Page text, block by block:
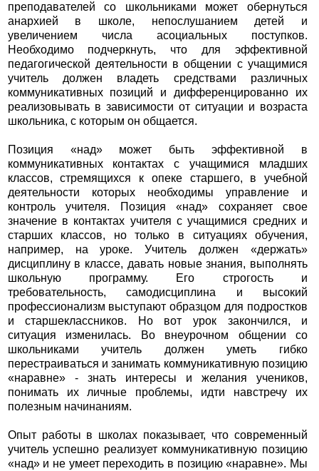
преподавателей со школьниками может обернуться
анархией в школе, непослушанием детей и
увеличением числа асоциальных поступков.
Необходимо подчеркнуть, что для эффективной
педагогической деятельности в общении с учащимися
учитель должен владеть средствами различных
коммуникативных позиций и дифференцированно их
реализовывать в зависимости от ситуации и возраста
школьника, с которым он общается.
Позиция «над» может быть эффективной в
коммуникативных контактах с учащимися младших
классов, стремящихся к опеке старшего, в учебной
деятельности которых необходимы управление и
контроль учителя. Позиция «над» сохраняет свое
значение в контактах учителя с учащимися средних и
старших классов, но только в ситуациях обучения,
например, на уроке. Учитель должен «держать»
дисциплину в классе, давать новые знания, выполнять
школьную программу. Его строгость и
требовательность, самодисциплина и высокий
профессионализм выступают образцом для подростков
и старшеклассников. Но вот урок закончился, и
ситуация изменилась. Во внеурочном общении со
школьниками учитель должен уметь гибко
перестраиваться и занимать коммуникативную позицию
«наравне» - знать интересы и желания учеников,
понимать их личные проблемы, идти навстречу их
полезным начинаниям.
Опыт работы в школах показывает, что современный
учитель успешно реализует коммуникативную позицию
«над» и не умеет переходить в позицию «наравне». Мы